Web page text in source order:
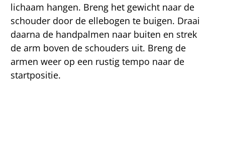
lichaam hangen. Breng het gewicht naar de
schouder door de ellebogen te buigen. Draai
daarna de handpalmen naar buiten en strek
de arm boven de schouders uit. Breng de
armen weer op een rustig tempo naar de
startpositie.